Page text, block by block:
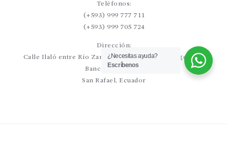
Teléfonos:
(+593) 999 777 711
(+593) 999 705 724
Dirección:
Calle Ilaló entre Río Zamora y Río Curaray (Diagonal al
Banco Pichincha)
San Rafael, Ecuador
¿Necesitas ayuda?
Escríbenos